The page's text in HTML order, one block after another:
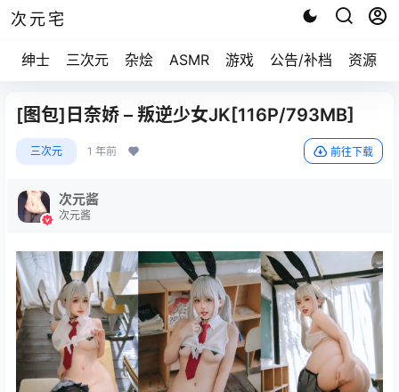
次元宅
绅士 三次元 杂烩 ASMR 游戏 公告/补档 资源求
[图包]日奈娇 – 叛逆少女JK[116P/793MB]
三次元 1 年前 前往下载
次元酱
次元酱